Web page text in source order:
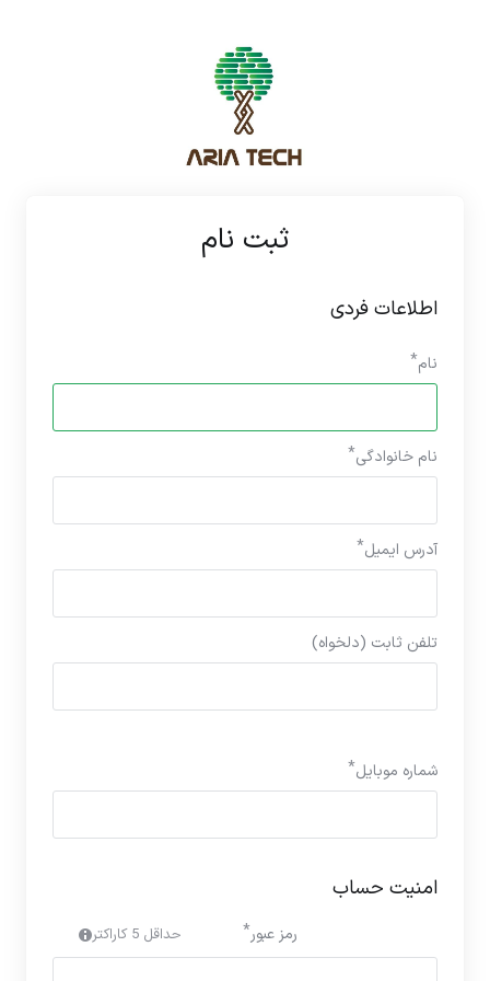
ثبت نام
اطلاعات فردی
نام
نام خانوادگی
آدرس ایمیل
تلفن ثابت (دلخواه)
شماره موبایل
امنیت حساب
رمز عبور حداقل 5 کاراکتر